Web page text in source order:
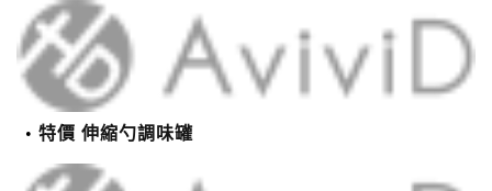
特價 伸縮勺調味罐